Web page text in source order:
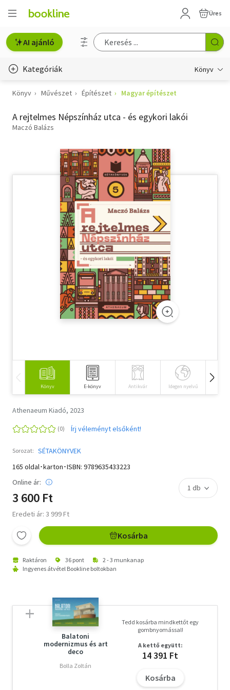
Üres
AI ajánló
Kategóriák Könyv
Életmód, egészség
Erotika
Hobbi, szabadidő
Szótár, nyelvkönyv
Tankönyv, segédkönyv
Társadalomtudomány
Természettudomány
Vallás
Könyv Művészet Építészet Magyar építészet
A rejtelmes Népszínház utca - és egykori lakói
Maczó Balázs
Könyv E-könyv Antikvár Idegen nyelvű
Athenaeum Kiadó, 2023
Írj véleményt elsőként!
Sorozat: SÉTAKÖNYVEK
165 oldal･karton･ISBN: 9789635433223
Online ár:
3 600 Ft
Eredeti ár: 3 999 Ft
Kosárba
Raktáron 36 pont
2 - 3 munkanap
Ingyenes átvétel Bookline boltokban
Balatoni
modernizmus és art
deco
Bolla Zoltán
Tedd kosárba mindkettőt egy
gombnyomással!
A kettő együtt:
14 391 Ft
Kosárba